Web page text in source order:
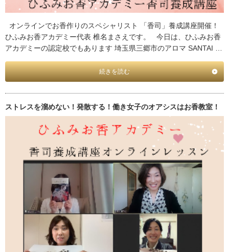
オンラインでお香作りのスペシャリスト 「香司」養成講座開催！
ひふみお香アカデミー代表 椎名まさえです。 今日は、ひふみお香
アカデミーの認定校でもあります 埼玉県三郷市のアロマ SANTAI …
続きを読む
ストレスを溜めない！発散する！働き女子のオアシスはお香教室！